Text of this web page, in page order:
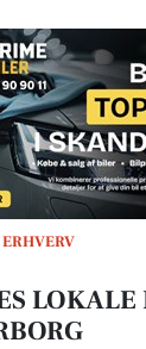
LOKALE